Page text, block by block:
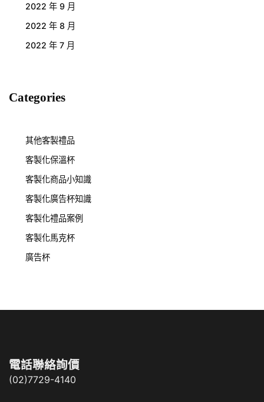
2022 年 9 月
2022 年 8 月
2022 年 7 月
Categories
其他客製禮品
客製化保溫杯
客製化商品小知識
客製化廣告杯知識
客製化禮品案例
客製化馬克杯
廣告杯
電話聯絡詢價
(02)7729-4140